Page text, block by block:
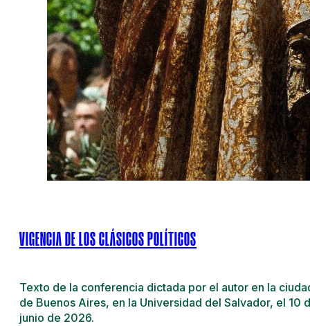
VIGENCIA DE LOS CLÁSICOS POLÍTICOS
Texto de la conferencia dictada por el autor en la
de Buenos Aires, en la Universidad del Salvador, el 10
junio de 2026.